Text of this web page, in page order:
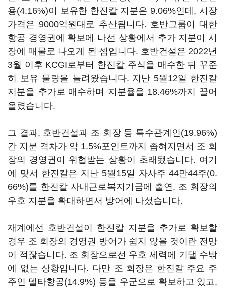
용(4.16%)이 보유한 한진칼 지분은 9.06%인데, 시장
가격은 9000억원대로 추산됩니다. 호반그룹이 대한
항공 경영권에 확보에 나선 상황에서 추가 지분이 시
장에 매물로 나오게 된 셈입니다. 호반건설은 2022년
3월 이후 KCGI로부터 한진칼 주식을 매수한 뒤 꾸준
히 보유 물량을 늘려왔습니다. 지난 5월12일 한진칼
지분을 추가로 매수하며 지분율을 18.46%까지 끌어
올렸습니다.
그 결과, 호반건설과 조 회장 등 특수관계인(19.96%)
간 지분 격차가 약 1.5%포인트까지 좁혀지면서 조 회
장의 경영권이 위협받는 상황이 초래됐습니다. 여기
에 맞서 한진칼은 지난 5월15일 자사주 44만44주(0.
66%)를 한진칼 사내근로복지기금에 출연, 조 회장의
우호 지분을 확대하면서 방어에 나섰습니다.
재계에선 호반건설이 한진칼 지분을 추가로 확보할
경우 조 회장의 경영권 방어가 쉽지 않을 것이란 전망
이 적잖습니다. 조 회장으로선 우호 세력에 기댈 수밖
에 없는 상황입니다. 다만 조 회장은 한진칼 주요 주
주인 델타항공(14.9%) 등을 우군으로 확보하고 있고,